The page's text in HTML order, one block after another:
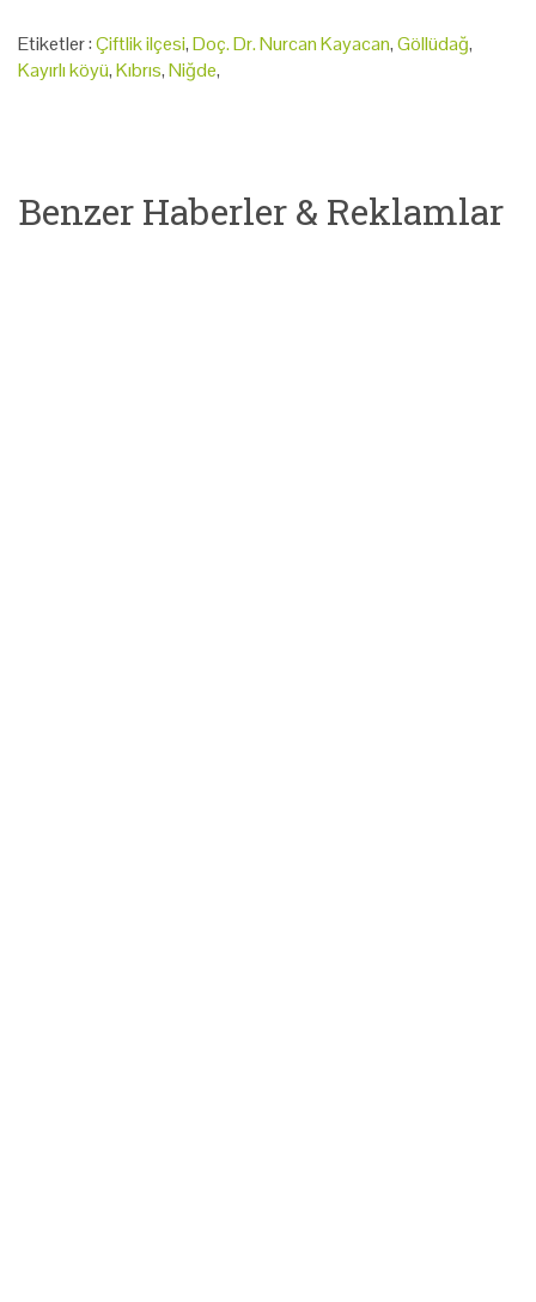
Etiketler :Çiftlik ilçesi,Doç. Dr. Nurcan Kayacan,Göllüdağ,
Kayırlı köyü,Kıbrıs,Niğde,
Benzer Haberler & Reklamlar